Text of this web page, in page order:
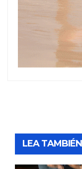
LEA TAMBIÉN